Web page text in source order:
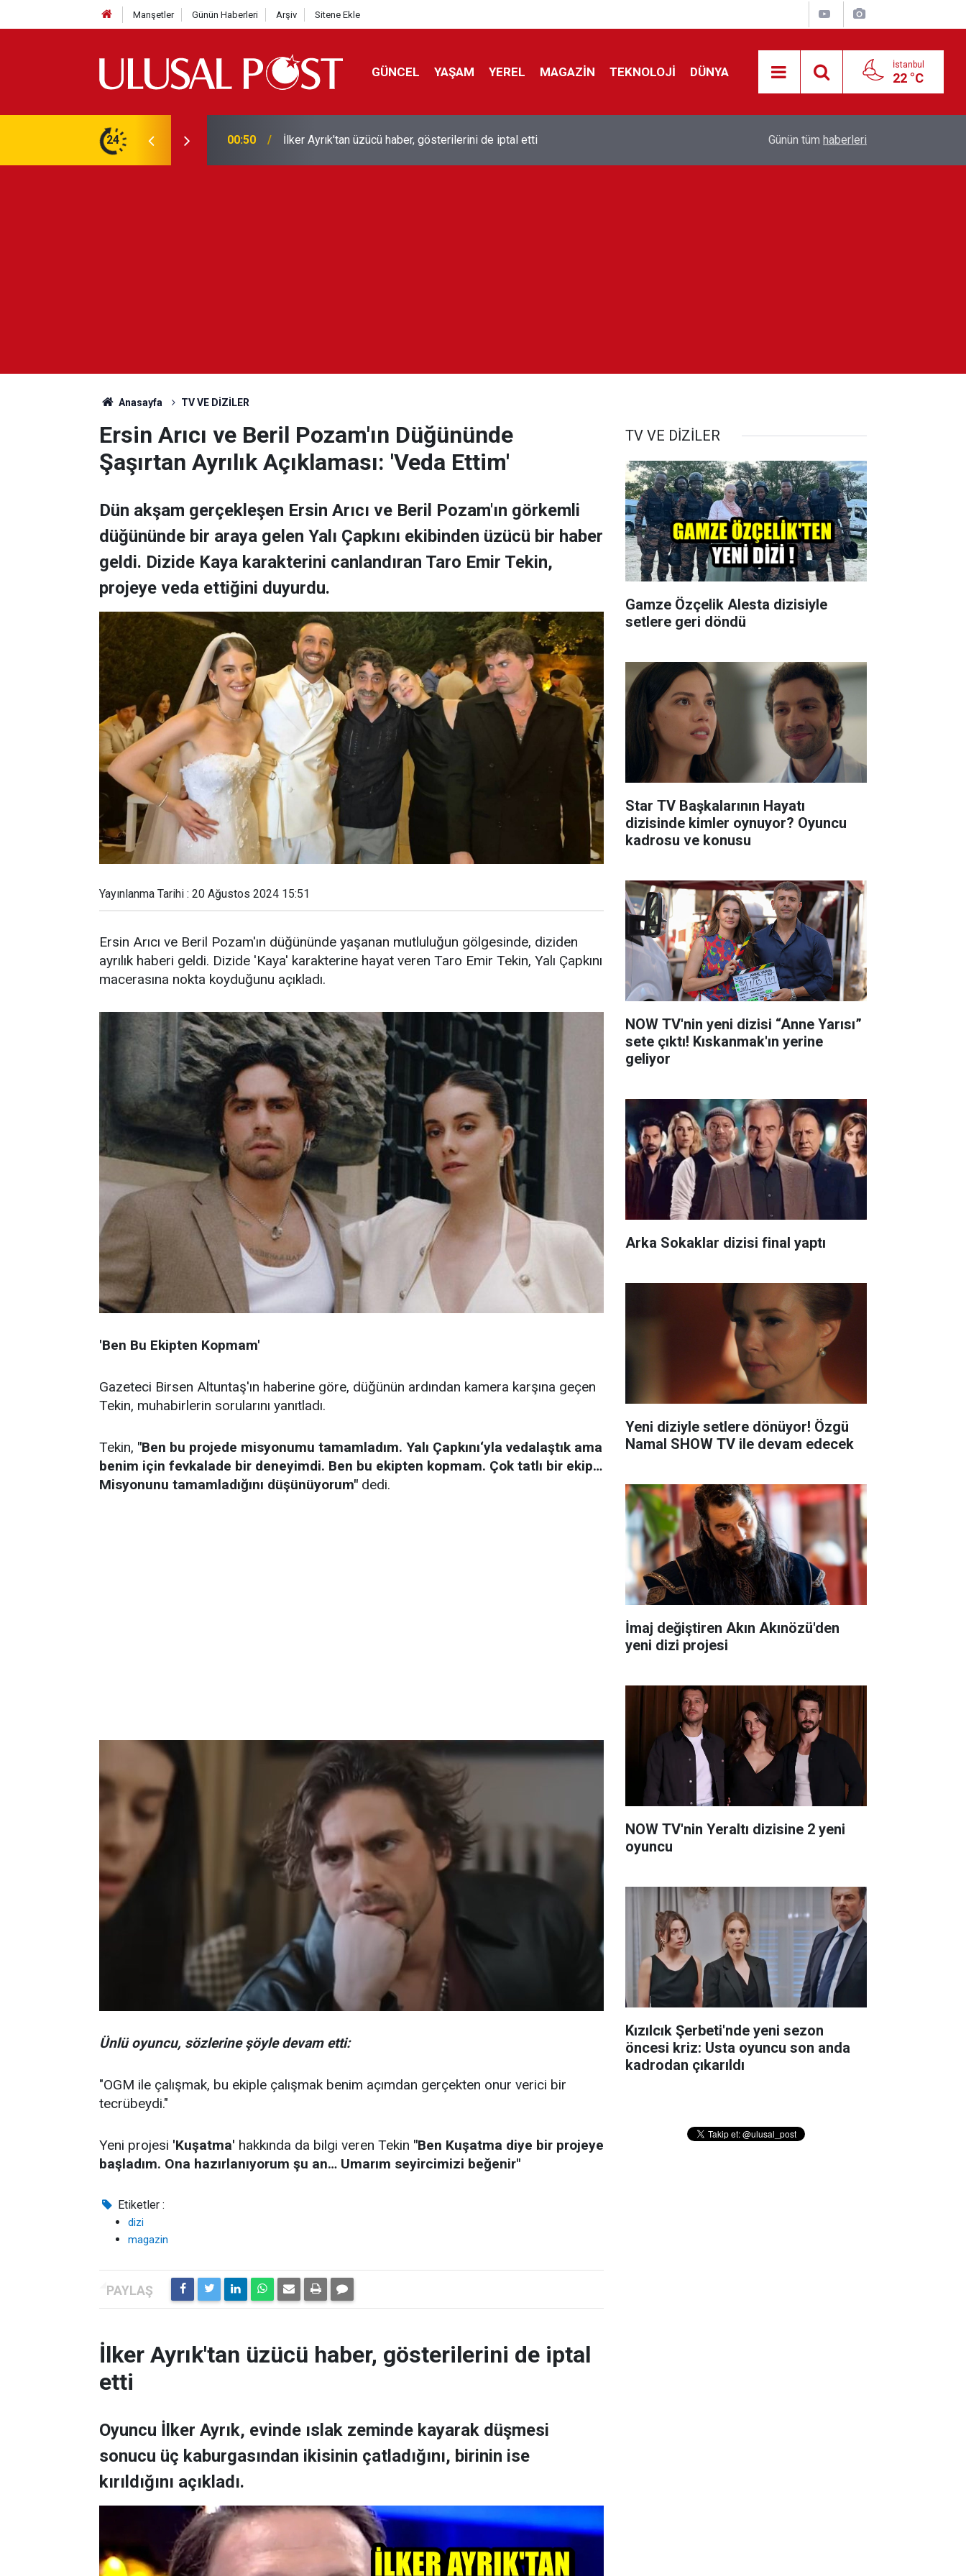
Manşetler Günün Haberleri Arşiv Sitene Ekle
GÜNCEL YAŞAM YEREL MAGAZİN TEKNOLOJİ DÜNYA İstanbul
22 °C
24 00:39
Liverpool efsanesi Mısırlı yıldız Mohamed Salah Trabzonspor ile anlaştı!
Yarın geliyor
Feridun Düzağaç sahnelere ara verdi: ''En az
Günün tüm haberleri
Anasayfa TV VE DİZİLER
Ersin Arıcı ve Beril Pozam'ın Düğününde
Şaşırtan Ayrılık Açıklaması: 'Veda Ettim'
Dün akşam gerçekleşen Ersin Arıcı ve Beril Pozam'ın görkemli
düğününde bir araya gelen Yalı Çapkını ekibinden üzücü bir haber
geldi. Dizide Kaya karakterini canlandıran Taro Emir Tekin,
projeye veda ettiğini duyurdu.
Yayınlanma Tarihi : 20 Ağustos 2024 15:51
Ersin Arıcı ve Beril Pozam'ın düğününde yaşanan mutluluğun gölgesinde, diziden
ayrılık haberi geldi. Dizide 'Kaya' karakterine hayat veren Taro Emir Tekin, Yalı Çapkını
macerasına nokta koyduğunu açıkladı.
'Ben Bu Ekipten Kopmam'
Gazeteci Birsen Altuntaş'ın haberine göre, düğünün ardından kamera karşına geçen
Tekin, muhabirlerin sorularını yanıtladı.
Tekin, "Ben bu projede misyonumu tamamladım. Yalı Çapkını‘yla vedalaştık ama
benim için fevkalade bir deneyimdi. Ben bu ekipten kopmam. Çok tatlı bir ekip…
Misyonunu tamamladığını düşünüyorum" dedi.
Ünlü oyuncu, sözlerine şöyle devam etti:
"OGM ile çalışmak, bu ekiple çalışmak benim açımdan gerçekten onur verici bir
tecrübeydi."
Yeni projesi 'Kuşatma' hakkında da bilgi veren Tekin "Ben Kuşatma diye bir projeye
başladım. Ona hazırlanıyorum şu an… Umarım seyircimizi beğenir"
Etiketler :
dizi
magazin
İlker Ayrık'tan üzücü haber, gösterilerini de iptal
etti
Oyuncu İlker Ayrık, evinde ıslak zeminde kayarak düşmesi
sonucu üç kaburgasından ikisinin çatladığını, birinin ise
kırıldığını açıkladı.
TV VE DİZİLER
Gamze Özçelik Alesta dizisiyle
setlere geri döndü
Star TV Başkalarının Hayatı
dizisinde kimler oynuyor? Oyuncu
kadrosu ve konusu
NOW TV'nin yeni dizisi “Anne Yarısı”
sete çıktı! Kıskanmak'ın yerine
geliyor
Arka Sokaklar dizisi final yaptı
Yeni diziyle setlere dönüyor! Özgü
Namal SHOW TV ile devam edecek
İmaj değiştiren Akın Akınözü'den
yeni dizi projesi
NOW TV'nin Yeraltı dizisine 2 yeni
oyuncu
Kızılcık Şerbeti'nde yeni sezon
öncesi kriz: Usta oyuncu son anda
kadrodan çıkarıldı